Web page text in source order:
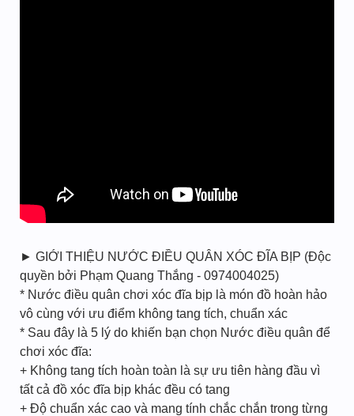
► GIỚI THIỆU NƯỚC ĐIỀU QUÂN XÓC ĐĨA BỊP (Độc
quyền bởi Phạm Quang Thắng - 0974004025)
* Nước điều quân chơi xóc đĩa bịp là món đồ hoàn hảo
vô cùng với ưu điểm không tang tích, chuẩn xác
* Sau đây là 5 lý do khiến bạn chọn Nước điều quân để
chơi xóc đĩa:
+ Không tang tích hoàn toàn là sự ưu tiên hàng đầu vì
tất cả đồ xóc đĩa bịp khác đều có tang
+ Độ chuẩn xác cao và mang tính chắc chắn trong từng